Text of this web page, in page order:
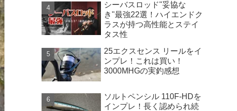
シーバスロッド"妥協な
き"最強22選！ハイエンドク
ラスが持つ高性能とステイ
タス性
25エクスセンス リールをイ
ンプレ！これは買い！
3000MHGの実釣感想
ソルトペンシル 110F-HDを
インプレ！長く認められ続